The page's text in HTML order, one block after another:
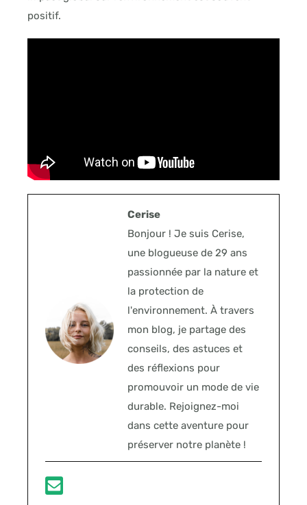
positif.
Cerise
Bonjour ! Je suis Cerise,
une blogueuse de 29 ans
passionnée par la nature et
la protection de
l'environnement. À travers
mon blog, je partage des
conseils, des astuces et
des réflexions pour
promouvoir un mode de vie
durable. Rejoignez-moi
dans cette aventure pour
préserver notre planète !